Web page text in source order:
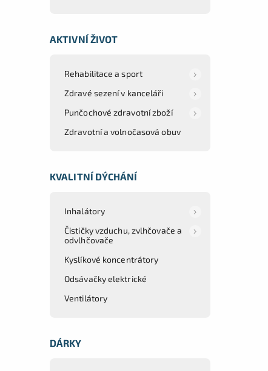
AKTIVNÍ ŽIVOT
Rehabilitace a sport
Zdravé sezení v kanceláři
Punčochové zdravotní zboží
Zdravotní a volnočasová obuv
KVALITNÍ DÝCHÁNÍ
Inhalátory
Čističky vzduchu, zvlhčovače a
odvlhčovače
Kyslíkové koncentrátory
Odsávačky elektrické
Ventilátory
DÁRKY